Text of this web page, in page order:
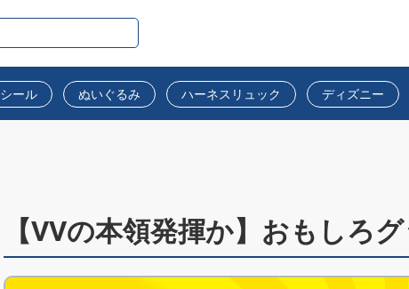
シール ぬいぐるみ ハーネスリュック ディズニー
【VVの本領発揮か】おもしろ